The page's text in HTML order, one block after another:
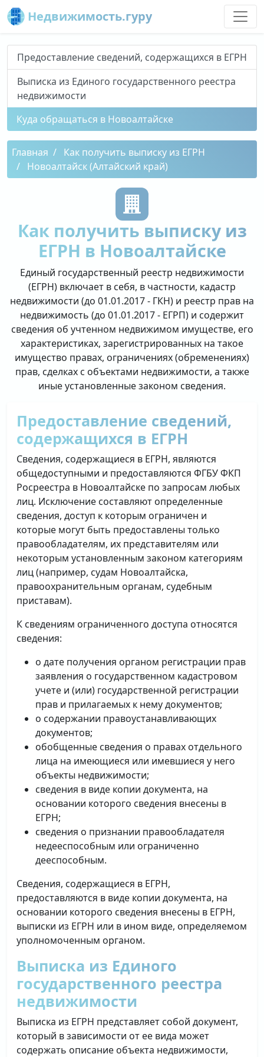
Недвижимость.гуру
Предоставление сведений, содержащихся в ЕГРН
Выписка из Единого государственного реестра
недвижимости
Куда обращаться в Новоалтайске
Главная
Как получить выписку из ЕГРН
Новоалтайск (Алтайский край)
Как получить выписку из
ЕГРН в Новоалтайске
Единый государственный реестр недвижимости
(ЕГРН) включает в себя, в частности, кадастр
недвижимости (до 01.01.2017 - ГКН) и реестр прав на
недвижимость (до 01.01.2017 - ЕГРП) и содержит
сведения об учтенном недвижимом имуществе, его
характеристиках, зарегистрированных на такое
имущество правах, ограничениях (обременениях)
прав, сделках с объектами недвижимости, а также
иные установленные законом сведения.
Предоставление сведений,
содержащихся в ЕГРН
Сведения, содержащиеся в ЕГРН, являются
общедоступными и предоставляются ФГБУ ФКП
Росреестра в Новоалтайске по запросам любых
лиц. Исключение составляют определенные
сведения, доступ к которым ограничен и
которые могут быть предоставлены только
правообладателям, их представителям или
некоторым установленным законом категориям
лиц (например, судам Новоалтайска,
правоохранительным органам, судебным
приставам).
К сведениям ограниченного доступа относятся
сведения:
о дате получения органом регистрации прав
заявления о государственном кадастровом
учете и (или) государственной регистрации
прав и прилагаемых к нему документов;
о содержании правоустанавливающих
документов;
обобщенные сведения о правах отдельного
лица на имеющиеся или имевшиеся у него
объекты недвижимости;
сведения в виде копии документа, на
основании которого сведения внесены в
ЕГРН;
сведения о признании правообладателя
недееспособным или ограниченно
дееспособным.
Сведения, содержащиеся в ЕГРН,
предоставляются в виде копии документа, на
основании которого сведения внесены в ЕГРН,
выписки из ЕГРН или в ином виде, определяемом
уполномоченным органом.
Выписка из Единого
государственного реестра
недвижимости
Выписка из ЕГРН представляет собой документ,
который в зависимости от ее вида может
содержать описание объекта недвижимости,